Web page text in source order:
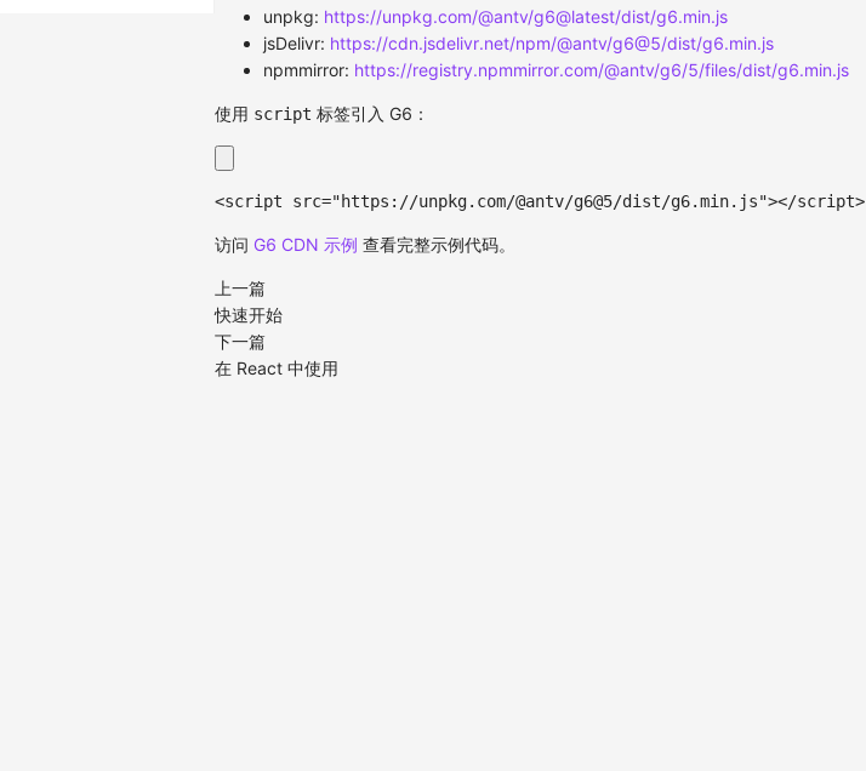
unpkg: https://unpkg.com/@antv/g6@latest/dist/g6.min.js
jsDelivr: https://cdn.jsdelivr.net/npm/@antv/g6@5/dist/g6.min.js
npmmirror: https://registry.npmmirror.com/@antv/g6/5/files/dist/g6.min.js
使用 script 标签引入 G6：
<script src="https://unpkg.com/@antv/g6@5/dist/g6.min.js"></script>
访问 G6 CDN 示例 查看完整示例代码。
上一篇
快速开始
下一篇
在 React 中使用